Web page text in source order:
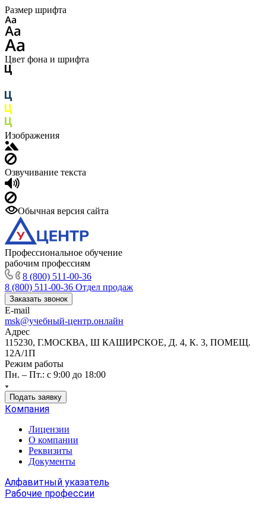
Размер шрифта
Цвет фона и шрифта
Изображения
Озвучивание текста
Обычная версия сайта
Профессиональное обучение
рабочим профессиям
8 (800) 511-00-36
8 (800) 511-00-36 Отдел продаж
Заказать звонок
E-mail
msk@учебный-центр.онлайн
Адрес
115230, Г.МОСКВА, Ш КАШИРСКОЕ, Д. 4, К. 3, ПОМЕЩ.
12А/1П
Режим работы
Пн. – Пт.: с 9:00 до 18:00
Подать заявку
Компания
Лицензии
О компании
Реквизиты
Документы
Алфавитный указатель
Рабочие профессии